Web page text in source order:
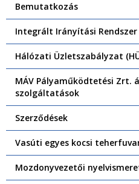
Bemutatkozás
Integrált Irányítási Rendszer
Hálózati Üzletszabályzat
MÁV Pályaműködtetési Zrt.
szolgáltatások
Szerződések
Vasúti egyes kocsi
Mozdonyvezetői